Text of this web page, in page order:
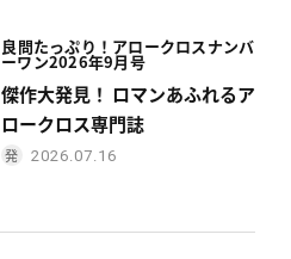
良問たっぷり！ アロークロスナンバ
ーワン2026年9月号
傑作大発見！ ロマンあふれるア
ロークロス専門誌
2026.07.16